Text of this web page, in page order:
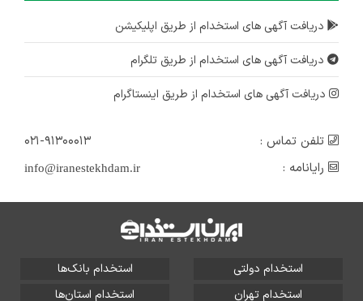
دریافت آگهی های استخدام از طریق اپلیکیشن
دریافت آگهی های استخدام از طریق تلگرام
دریافت آگهی های استخدام از طریق اینستاگرام
تلفن تماس :
۰۲۱-۹۱۳۰۰۰۱۳
رایانامه :
info@iranestekhdam.ir
استخدام دولتی
استخدام بانک‌ها
استخدام تهران
استخدام استان‌ها